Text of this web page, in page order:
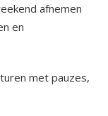
afnemen
en
met pauzes,